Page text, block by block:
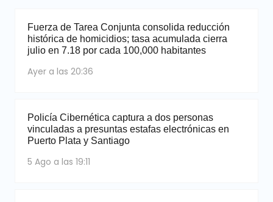
Fuerza de Tarea Conjunta consolida reducción
histórica de homicidios; tasa acumulada cierra
julio en 7.18 por cada 100,000 habitantes
Ayer a las 20:36
Policía Cibernética captura a dos personas
vinculadas a presuntas estafas electrónicas en
Puerto Plata y Santiago
5 Ago a las 19:11